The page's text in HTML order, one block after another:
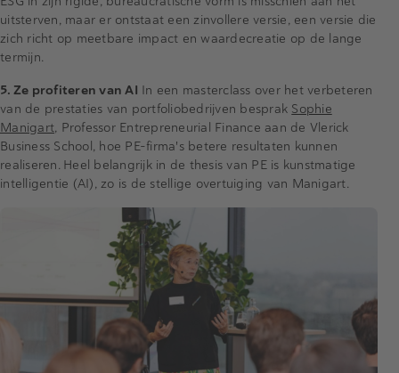
uitsterven, maar er ontstaat een zinvollere versie, een versie die
zich richt op meetbare impact en waardecreatie op de lange
termijn.
5. Ze profiteren van AI In een masterclass over het verbeteren
van de prestaties van portfoliobedrijven besprak Sophie
Manigart , Professor Entrepreneurial Finance aan de Vlerick
Business School, hoe PE-firma's betere resultaten kunnen
realiseren. Heel belangrijk in de thesis van PE is kunstmatige
intelligentie (AI), zo is de stellige overtuiging van Manigart.